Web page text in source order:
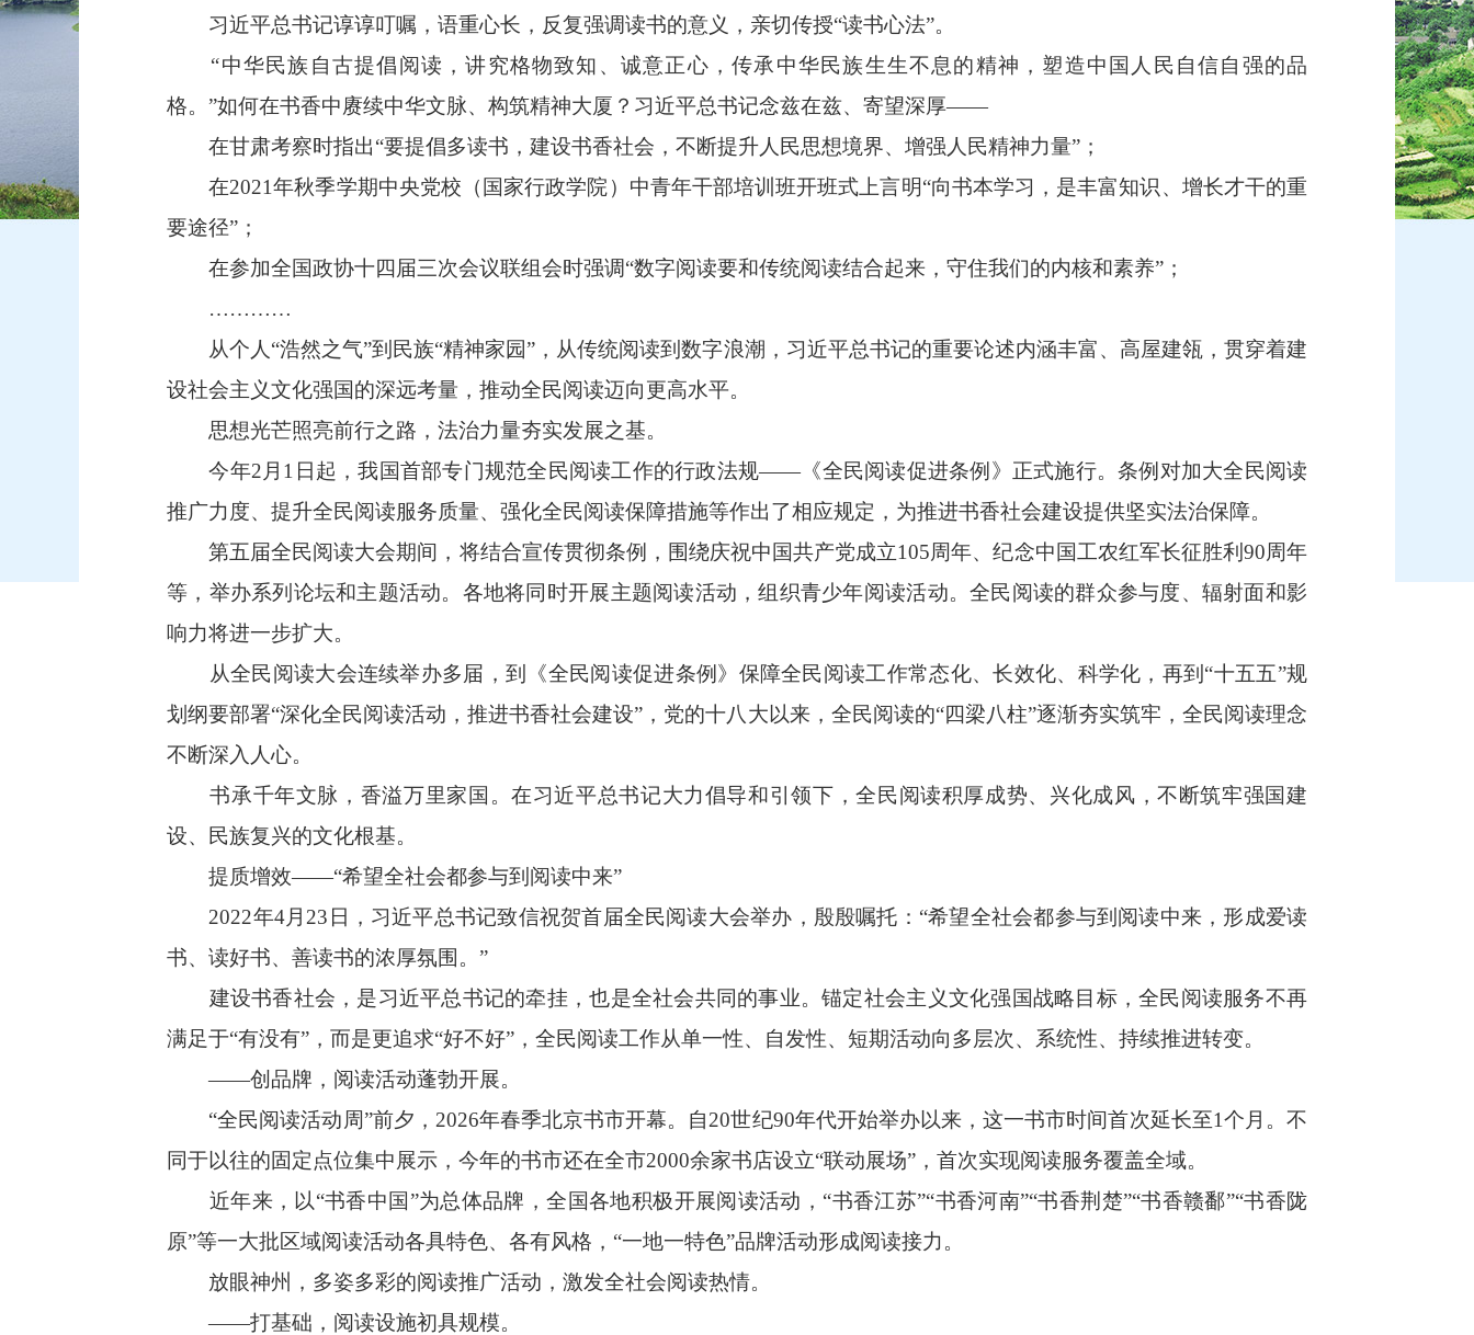
习近平总书记谆谆叮嘱，语重心长，反复强调读书的意义，亲切传授“读书心法”。
“中华民族自古提倡阅读，讲究格物致知、诚意正心，传承中华民族生生不息的精神，塑造中国人民自信自强的品
格。”如何在书香中赓续中华文脉、构筑精神大厦？习近平总书记念兹在兹、寄望深厚——
在甘肃考察时指出“要提倡多读书，建设书香社会，不断提升人民思想境界、增强人民精神力量”；
在2021年秋季学期中央党校（国家行政学院）中青年干部培训班开班式上言明“向书本学习，是丰富知识、增长才干的重
要途径”；
在参加全国政协十四届三次会议联组会时强调“数字阅读要和传统阅读结合起来，守住我们的内核和素养”；
…………
从个人“浩然之气”到民族“精神家园”，从传统阅读到数字浪潮，习近平总书记的重要论述内涵丰富、高屋建瓴，贯穿着建
设社会主义文化强国的深远考量，推动全民阅读迈向更高水平。
思想光芒照亮前行之路，法治力量夯实发展之基。
今年2月1日起，我国首部专门规范全民阅读工作的行政法规——《全民阅读促进条例》正式施行。条例对加大全民阅读
推广力度、提升全民阅读服务质量、强化全民阅读保障措施等作出了相应规定，为推进书香社会建设提供坚实法治保障。
第五届全民阅读大会期间，将结合宣传贯彻条例，围绕庆祝中国共产党成立105周年、纪念中国工农红军长征胜利90周年
等，举办系列论坛和主题活动。各地将同时开展主题阅读活动，组织青少年阅读活动。全民阅读的群众参与度、辐射面和影
响力将进一步扩大。
从全民阅读大会连续举办多届，到《全民阅读促进条例》保障全民阅读工作常态化、长效化、科学化，再到“十五五”规
划纲要部署“深化全民阅读活动，推进书香社会建设”，党的十八大以来，全民阅读的“四梁八柱”逐渐夯实筑牢，全民阅读理念
不断深入人心。
书承千年文脉，香溢万里家国。在习近平总书记大力倡导和引领下，全民阅读积厚成势、兴化成风，不断筑牢强国建
设、民族复兴的文化根基。
提质增效——“希望全社会都参与到阅读中来”
2022年4月23日，习近平总书记致信祝贺首届全民阅读大会举办，殷殷嘱托：“希望全社会都参与到阅读中来，形成爱读
书、读好书、善读书的浓厚氛围。”
建设书香社会，是习近平总书记的牵挂，也是全社会共同的事业。锚定社会主义文化强国战略目标，全民阅读服务不再
满足于“有没有”，而是更追求“好不好”，全民阅读工作从单一性、自发性、短期活动向多层次、系统性、持续推进转变。
——创品牌，阅读活动蓬勃开展。
“全民阅读活动周”前夕，2026年春季北京书市开幕。自20世纪90年代开始举办以来，这一书市时间首次延长至1个月。不
同于以往的固定点位集中展示，今年的书市还在全市2000余家书店设立“联动展场”，首次实现阅读服务覆盖全域。
近年来，以“书香中国”为总体品牌，全国各地积极开展阅读活动，“书香江苏”“书香河南”“书香荆楚”“书香赣鄱”“书香陇
原”等一大批区域阅读活动各具特色、各有风格，“一地一特色”品牌活动形成阅读接力。
放眼神州，多姿多彩的阅读推广活动，激发全社会阅读热情。
——打基础，阅读设施初具规模。